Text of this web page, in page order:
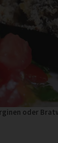
oder